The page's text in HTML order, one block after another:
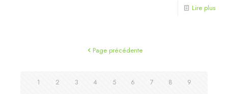
Lire plus
Page précédente
1 2 3 4 5 6 7 8
9